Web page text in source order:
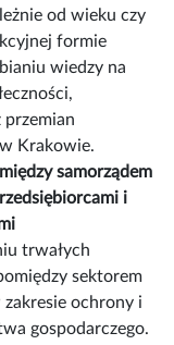
od wieku czy
formie
wiedzy na
Krakowie.
samorządem
i
trwałych
sektorem
ochrony i
gospodarczego.